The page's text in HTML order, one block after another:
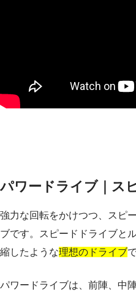
パワードライブ｜ス
強力な回転をかけつつ、スピ
ブです。スピードドライブと
縮したような理想のドライブ
パワードライブは、前陣、中